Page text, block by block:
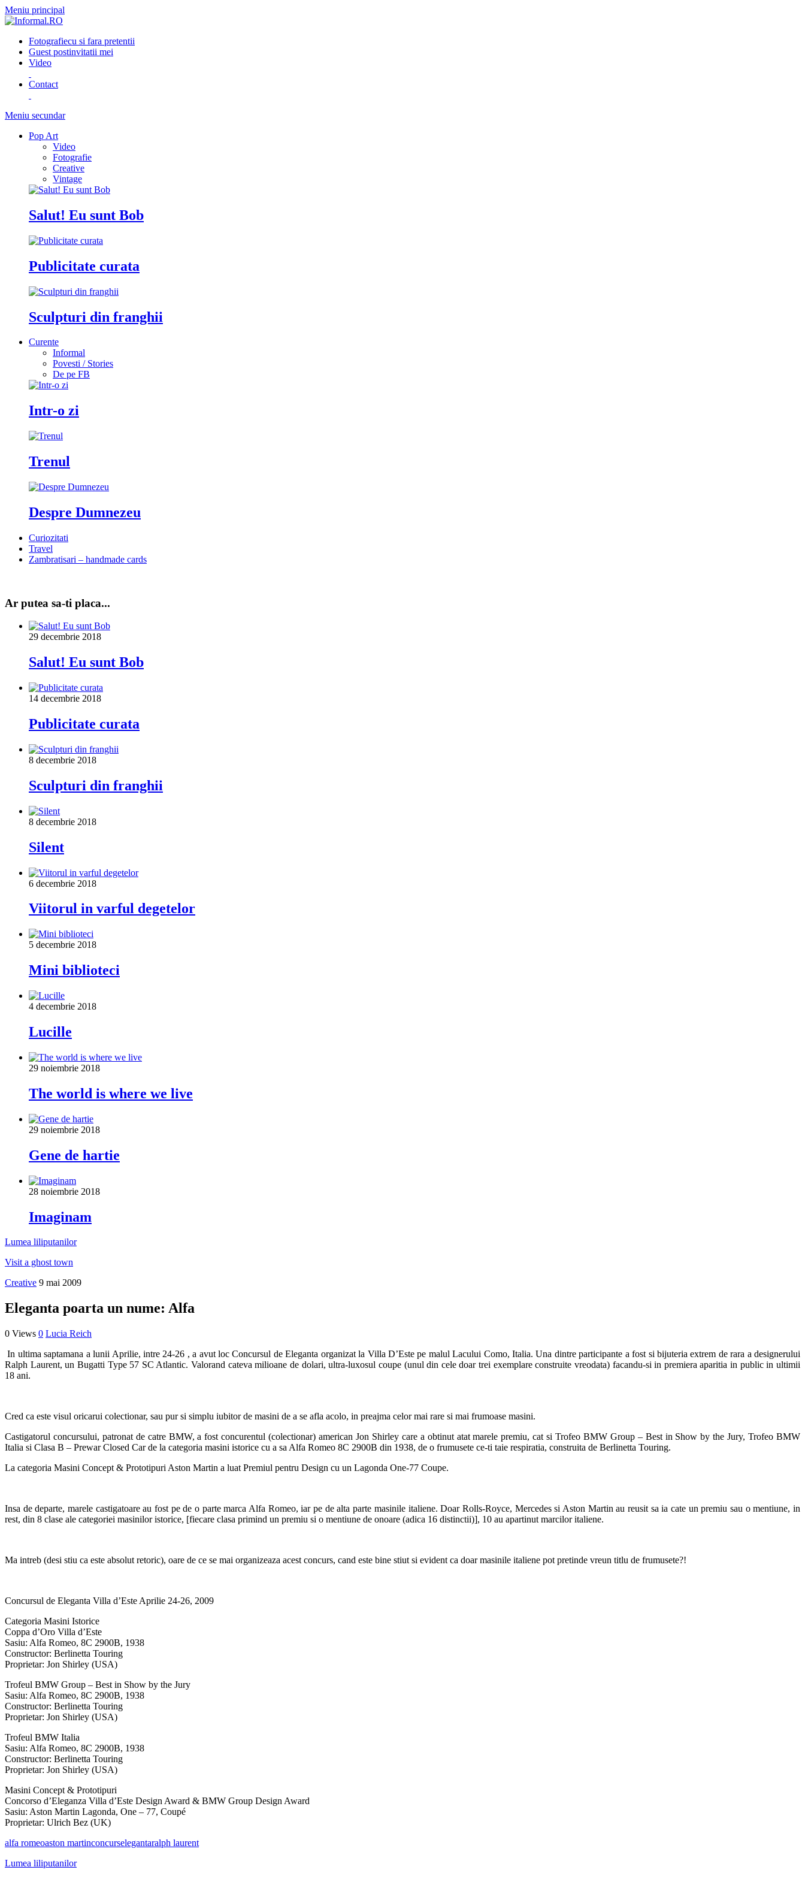
Meniu principal
Fotografiecu si fara pretentii
Guest postinvitatii mei
Video
Contact
Meniu secundar
Pop Art
Video
Fotografie
Creative
Vintage
Salut! Eu sunt Bob
Publicitate curata
Sculpturi din franghii
Curente
Informal
Povesti / Stories
De pe FB
Intr-o zi
Trenul
Despre Dumnezeu
Curiozitati
Travel
Zambratisari – handmade cards
Ar putea sa-ti placa...
29 decembrie 2018
Salut! Eu sunt Bob
14 decembrie 2018
Publicitate curata
8 decembrie 2018
Sculpturi din franghii
8 decembrie 2018
Silent
6 decembrie 2018
Viitorul in varful degetelor
5 decembrie 2018
Mini biblioteci
4 decembrie 2018
Lucille
29 noiembrie 2018
The world is where we live
29 noiembrie 2018
Gene de hartie
28 noiembrie 2018
Imaginam
Lumea liliputanilor
Visit a ghost town
Creative 9 mai 2009
Eleganta poarta un nume: Alfa
0 Views 0 Lucia Reich
In ultima saptamana a lunii Aprilie, intre 24-26 , a avut loc Concursul de Eleganta organizat la Villa D’Este pe malul Lacului Como, Italia. Una dintre participante a fost si bijuteria extrem de rara a designerului
Ralph Laurent, un Bugatti Type 57 SC Atlantic. Valorand cateva milioane de dolari, ultra-luxosul coupe (unul din cele doar trei exemplare construite vreodata) facandu-si in premiera aparitia in public in ultimii
18 ani.
Cred ca este visul oricarui colectionar, sau pur si simplu iubitor de masini de a se afla acolo, in preajma celor mai rare si mai frumoase masini.
Castigatorul concursului, patronat de catre BMW, a fost concurentul (colectionar) american Jon Shirley care a obtinut atat marele premiu, cat si Trofeo BMW Group – Best in Show by the Jury, Trofeo BMW
Italia si Clasa B – Prewar Closed Car de la categoria masini istorice cu a sa Alfa Romeo 8C 2900B din 1938, de o frumusete ce-ti taie respiratia, construita de Berlinetta Touring.
La categoria Masini Concept & Prototipuri Aston Martin a luat Premiul pentru Design cu un Lagonda One-77 Coupe.
Insa de departe, marele castigatoare au fost pe de o parte marca Alfa Romeo, iar pe de alta parte masinile italiene. Doar Rolls-Royce, Mercedes si Aston Martin au reusit sa ia cate un premiu sau o mentiune, in
rest, din 8 clase ale categoriei masinilor istorice, [fiecare clasa primind un premiu si o mentiune de onoare (adica 16 distinctii)], 10 au apartinut marcilor italiene.
Ma intreb (desi stiu ca este absolut retoric), oare de ce se mai organizeaza acest concurs, cand este bine stiut si evident ca doar masinile italiene pot pretinde vreun titlu de frumusete?!
Concursul de Eleganta Villa d’Este Aprilie 24-26, 2009
Categoria Masini Istorice
Coppa d’Oro Villa d’Este
Sasiu: Alfa Romeo, 8C 2900B, 1938
Constructor: Berlinetta Touring
Proprietar: Jon Shirley (USA)
Trofeul BMW Group – Best in Show by the Jury
Sasiu: Alfa Romeo, 8C 2900B, 1938
Constructor: Berlinetta Touring
Proprietar: Jon Shirley (USA)
Trofeul BMW Italia
Sasiu: Alfa Romeo, 8C 2900B, 1938
Constructor: Berlinetta Touring
Proprietar: Jon Shirley (USA)
Masini Concept & Prototipuri
Concorso d’Eleganza Villa d’Este Design Award & BMW Group Design Award
Sasiu: Aston Martin Lagonda, One – 77, Coupé
Proprietar: Ulrich Bez (UK)
alfa romeoaston martinconcurselegantaralph laurent
Lumea liliputanilor